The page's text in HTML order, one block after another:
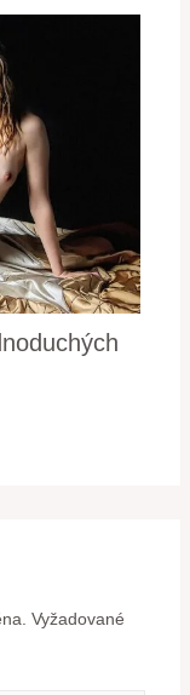
Vyžadované